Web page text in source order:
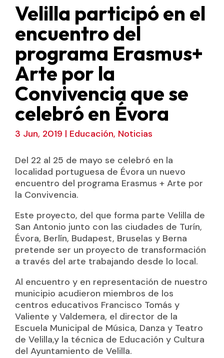
Velilla participó en el
encuentro del
programa Erasmus+
Arte por la
Convivencia que se
celebró en Évora
3 Jun, 2019 | Educación, Noticias
Del 22 al 25 de mayo se celebró en la
localidad portuguesa de Évora un nuevo
encuentro del programa Erasmus + Arte por
la Convivencia.
Este proyecto, del que forma parte Velilla de
San Antonio junto con las ciudades de Turín,
Évora, Berlín, Budapest, Bruselas y Berna
pretende ser un proyecto de transformación
a través del arte trabajando desde lo local.
Al encuentro y en representación de nuestro
municipio acudieron miembros de los
centros educativos Francisco Tomás y
Valiente y Valdemera, el director de la
Escuela Municipal de Música, Danza y Teatro
de Velilla,y la técnica de Educación y Cultura
del Ayuntamiento de Velilla.